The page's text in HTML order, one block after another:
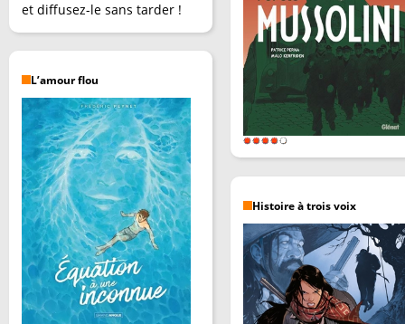
et diffusez-le sans tarder !
L’amour flou
Histoire à trois voix